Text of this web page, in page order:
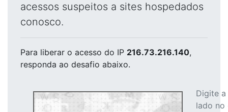
acessos suspeitos a sites hospedados
conosco.
Para liberar o acesso do IP 216.73.216.140,
responda ao desafio abaixo.
Digite
lado no